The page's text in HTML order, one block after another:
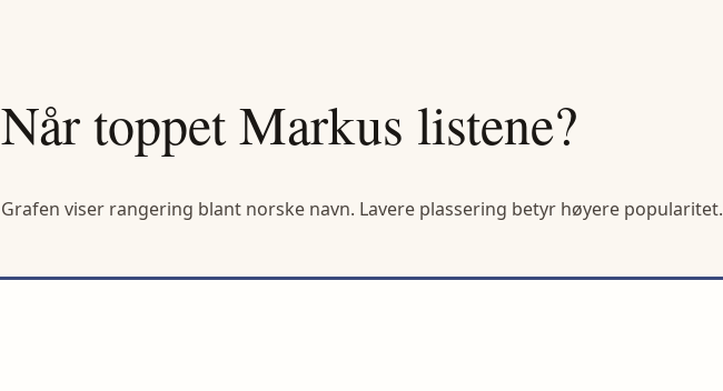
Når toppetMarkus listene?
Grafen viser rangering blant norske navn. Lavere plassering betyr høyere popularitet.